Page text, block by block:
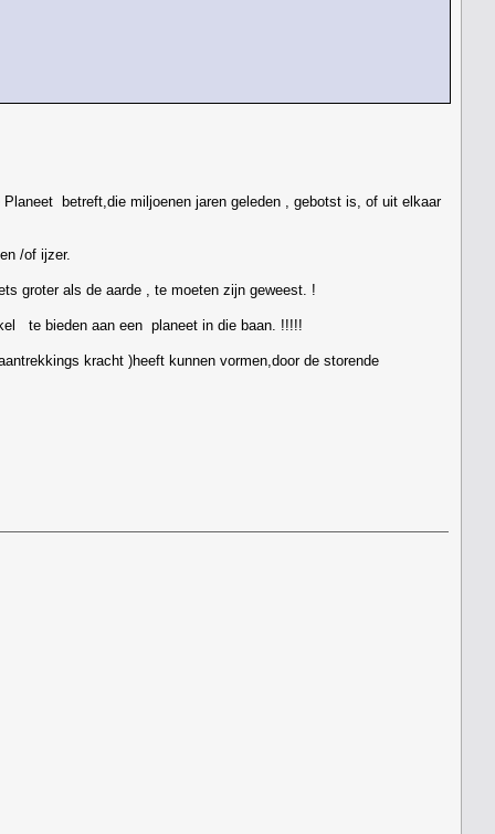
betreft,die miljoenen jaren geleden , gebotst is, of uit elkaar
/of ijzer.
groter als de aarde , te moeten zijn geweest. !
te bieden aan een planeet in die baan. !!!!!
kracht )heeft kunnen vormen,door de storende